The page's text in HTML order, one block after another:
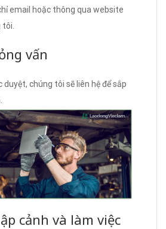
email hoặc thông qua website
tôi.
vấn
duyệt, chúng tôi sẽ liên hệ để sắp
cảnh và làm việc